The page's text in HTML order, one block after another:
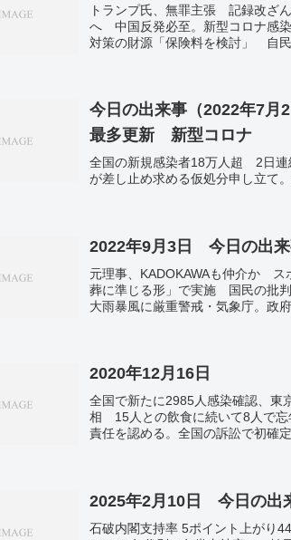
トランプ氏、無罪主張 記録改ざ
へ 中国反発必至。新型コロナ感
対策の財源「保険料を検討」 自
今日の出来事（2022年7
最多更新 新型コロナ
全国の新規感染者18万人超 2日
が差し止め求める仮処分申し立て
2022年9月3日 今日の出
元理事、KADOKAWAも仲介か
葬に準じる形」で実施 国民の批
大雨暴風に厳重警戒・気象庁。政
2020年12月16日
全国で新たに2985人感染確認、
相 15人との飲食に続いて8人で
責任を認める。全国の訴訟で初確定
2025年2月10日 今日の出
石破内閣支持率 5ポイント上がり